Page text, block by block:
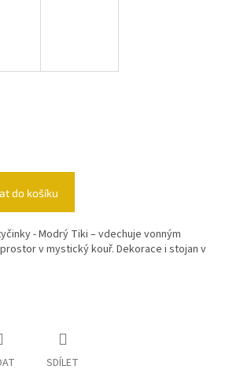
do košíku
- Modrý Tiki – vdechuje vonným
v mystický kouř. Dekorace i stojan v
SDÍLET